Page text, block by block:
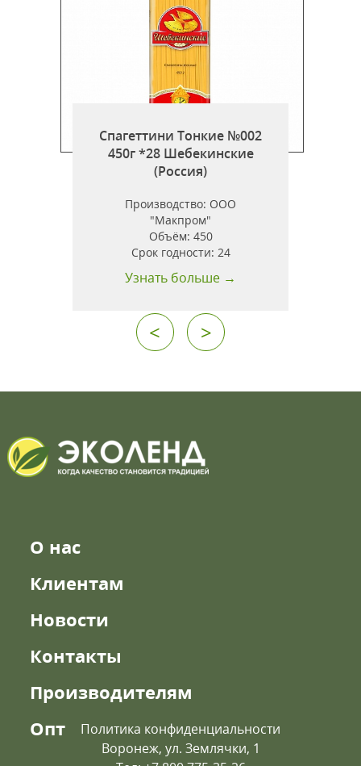
Спагеттини Тонкие №002
450г *28 Шебекинские
(Россия)
Производство: ООО
"Макпром"
Объём: 450
Срок годности: 24
Узнать больше →
< >
О нас
Клиентам
Новости
Контакты
Производителям
Опт
Политика конфиденциальности
Воронеж, ул. Землячки, 1